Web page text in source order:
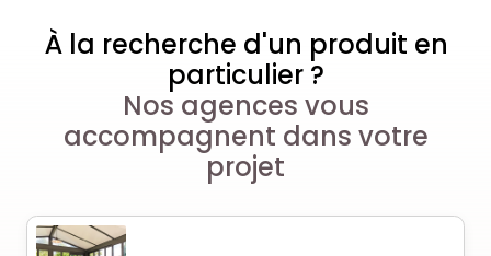
À la recherche d'un produit en
particulier ?
Nos agences vous
accompagnent dans votre
projet